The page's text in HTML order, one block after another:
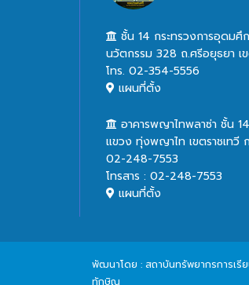
ชั้น 14 กระทรวงการอุดมศึ
นวัตกรรม 328 ถ.ศรีอยุธยา เ
โทร. 02-354-5556
แผนที่ตั้ง
อาคารพญาไทพลาซ่า ชั้น
แขวง ทุ่งพญาไท เขตราชเทวี
02-248-7553
โทรสาร : 02-248-7553
แผนที่ตั้ง
พัฒนาโดย : สถาบันทรัพยากรการเรี
ทักษิณ